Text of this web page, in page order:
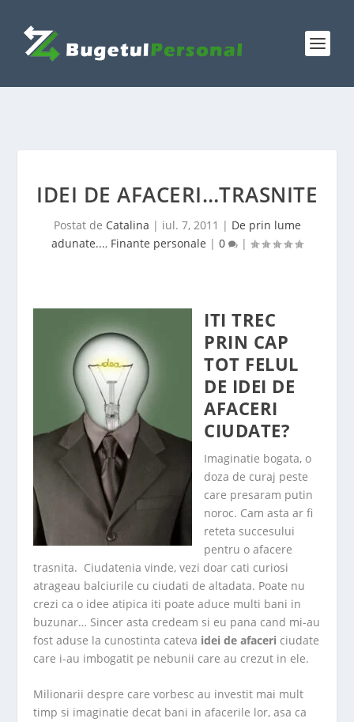
IDEI DE AFACERI…TRASNITE
Postat de Catalina | iul. 7, 2011 | De prin lume
adunate..., Finante personale | 0 |
ITI TREC
PRIN CAP
TOT FELUL
DE IDEI DE
AFACERI
CIUDATE?
Imaginatie bogata, o
doza de curaj peste
care presaram putin
noroc. Cam asta ar fi
reteta succesului
pentru o afacere
trasnita. Ciudatenia vinde, vezi doar cati curiosi
atrageau balciurile cu ciudati de altadata. Poate nu
crezi ca o idee atipica iti poate aduce multi bani in
buzunar… Sincer asta credeam si eu pana cand mi-au
fost aduse la cunostinta cateva idei de afaceri ciudate
care i-au imbogatit pe nebunii care au crezut in ele.
Milionarii despre care vorbesc au investit mai mult
timp si imaginatie decat bani in afacerile lor, asa ca